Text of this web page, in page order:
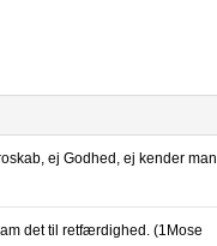
ej Godhed, ej kender man
det til retfærdighed. (1Mose